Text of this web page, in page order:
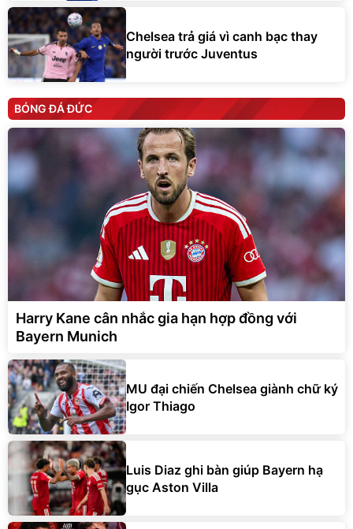
Chelsea trả giá vì canh bạc thay
người trước Juventus
BÓNG ĐÁ ĐỨC
Harry Kane cân nhắc gia hạn hợp đồng với
Bayern Munich
MU đại chiến Chelsea giành chữ ký
Igor Thiago
Luis Diaz ghi bàn giúp Bayern hạ
gục Aston Villa